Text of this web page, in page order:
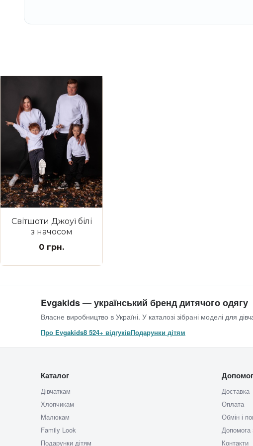
Світшоти Джоуї білі
з начосом
0 грн.
Evgakids — український бренд дитячого одягу
Власне виробництво в Україні. У каталозі зібрані моделі для
Про Evgakids8 524+ відгуківПодарунки дітям
Каталог
Дівчаткам
Хлопчикам
Малюкам
Family Look
Подарунки дітям
Доставка
Оплата
Обмін і
Допомога
Контакти